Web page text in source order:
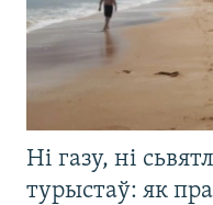
Ні газу, ні
турыстаў: як